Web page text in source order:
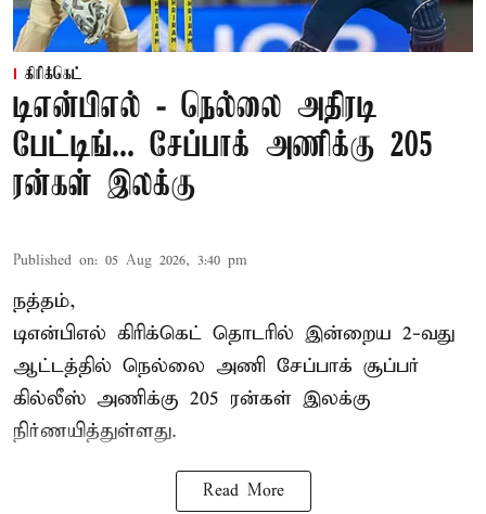
கிரிக்கெட்
டிஎன்பிஎல் - நெல்லை அதிரடி
பேட்டிங்... சேப்பாக் அணிக்கு 205
ரன்கள் இலக்கு
Published on: 05 Aug 2026, 3:40 pm
நத்தம்,
டிஎன்பிஎல் கிரிக்கெட் தொடரில் இன்றைய 2-வது
ஆட்டத்தில் நெல்லை அணி சேப்பாக் சூப்பர்
கில்லீஸ் அணிக்கு 205 ரன்கள் இலக்கு
நிர்ணயித்துள்ளது.
Read More